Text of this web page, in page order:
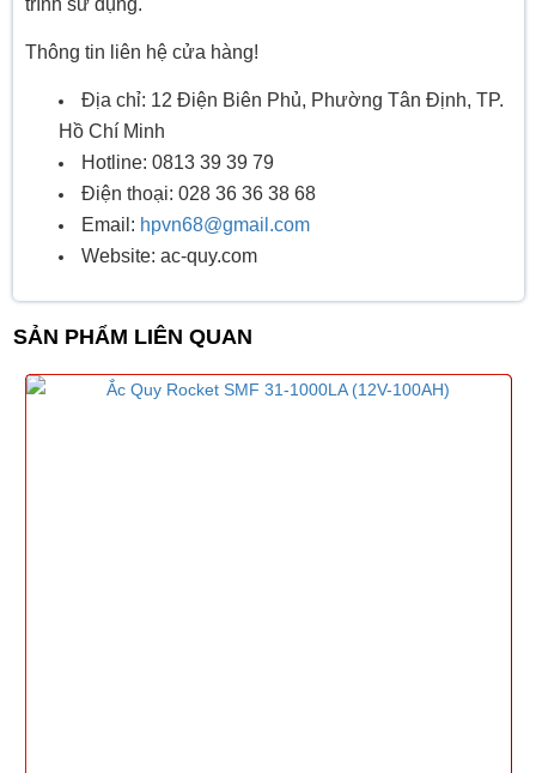
trình sử dụng.
Thông tin liên hệ cửa hàng!
Địa chỉ: 12 Điện Biên Phủ, Phường Tân Định, TP.
Hồ Chí Minh
Hotline: 0813 39 39 79
Điện thoại: 028 36 36 38 68
Email: hpvn68@gmail.com
Website: ac-quy.com
SẢN PHẨM LIÊN QUAN